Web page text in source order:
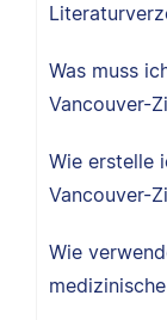
Was muss
Vancouver-
Wie erstelle
Vancouver-
Wie